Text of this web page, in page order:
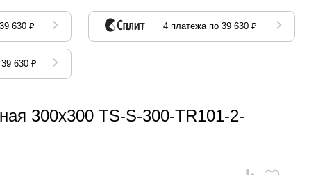
630 ₽ 4 платежа по 39 630 ₽
630 ₽
300x300 TS-S-300-TR101-2-